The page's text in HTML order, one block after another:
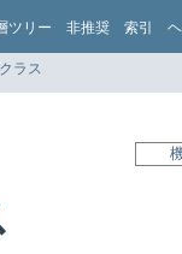
ツリー 非推奨 索引
ラス